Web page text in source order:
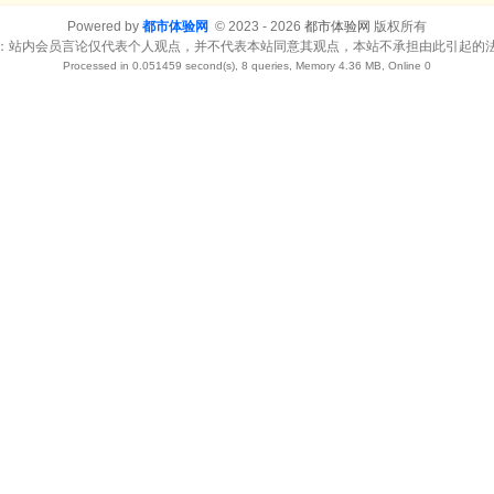
Powered by 都市体验网 © 2023 - 2026 都市体验网 版权所有
站内会员言论仅代表个人观点，并不代表本站同意其观点，本站不承担由此引起的
Processed in 0.051459 second(s), 8 queries, Memory 4.36 MB, Online 0